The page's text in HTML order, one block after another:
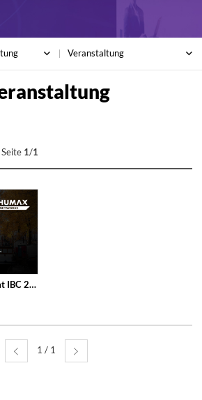
Veranstaltung
1/1
Join HUMAX Networks at IBC 2025, in Netherlands!
1 / 1